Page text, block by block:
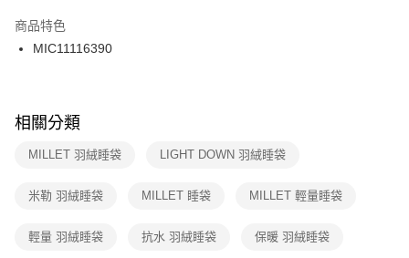
２．訂單成立數日內，您將收到繳費通知簡訊。
３．收到繳費通知簡訊後14天內，點擊此簡訊中的連結，可透過四大超商／
ATM／網路銀行／等多元方式進行付款，方視為交易完成。
※ 交易是否成功請以「AFTEE先享後付 」之結帳頁面顯示為準，若有關於
是否繳費成功／繳費後需取消欲退款等相關疑問，請聯繫「AFTEE先享後付
客戶支援中心」https://netprotections.freshdesk.com/support/home
１．透過由恩沛科技股份有限公司提供之「AFTEE先享後付」服務完成之交
權轉讓予恩沛科技股份有限公司。
付款後門市自取
每筆NT$100，滿NT$1,500(含以上)免運費
商品特色
MIC11116390
相關分類
MILLET 羽絨睡袋 LIGHT DOWN 羽絨睡袋
米勒 羽絨睡袋 MILLET 睡袋 MILLET 輕量睡袋
輕量 羽絨睡袋 抗水 羽絨睡袋 保暖 羽絨睡袋